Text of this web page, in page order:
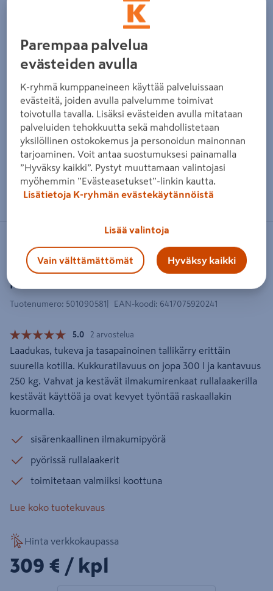
Zoomaa kuvaa sormilla kosketusnäytöllä
Tallikärryt ESKO SL300IKA 2-
pyöräinen ilmakumirenkaat
Tuotenumero: 501090581 EAN-koodi: 6417075920241
5.0 2 arvostelua
Laadukas, tukeva ja tasapainoinen tallikärry erittäin
suurella kotilla. Kukkuratilavuus on jopa 300 l ja kantavuus
250 kg. Vahvat ja kestävät ilmakumirenkaat rullalaakerilla
kestävät käyttöä ja ovat kevyet työntää raskaallakin
kuormalla.
sisärenkaallinen ilmakumipyörä
pyörissä rullalaakerit
toimitetaan valmiiksi koottuna
Lue koko tuotekuvaus
Hinta verkkokaupassa
309€/kpl
309 € / kpl
Parempaa palvelua
evästeiden avulla
K-ryhmä kumppaneineen käyttää palveluissaan
evästeitä, joiden avulla palvelumme toimivat
toivotulla tavalla. Lisäksi evästeiden avulla mitataan
palveluiden tehokkuutta sekä mahdollistetaan
yksilöllinen ostokokemus ja personoidun mainonnan
tarjoaminen. Voit antaa suostumuksesi painamalla
”Hyväksy kaikki”. Pystyt muuttamaan valintojasi
myöhemmin ”Evästeasetukset”-linkin kautta.
Lisätietoja K-ryhmän evästekäytännöistä
Lisää valintoja
Vain välttämättömät Hyväksy kaikki